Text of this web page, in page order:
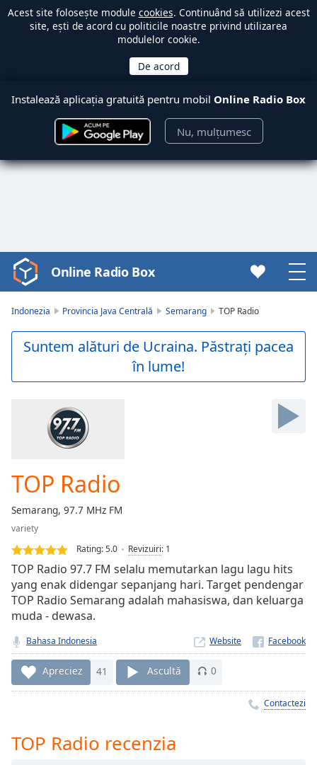
Acest site folosește module cookies. Continuând să utilizezi acest
site, ești de acord cu politicile noastre privind utilizarea
modulelor cookie.
Instalează aplicația gratuită pentru mobil Online Radio Box
Nu, mulțumesc
Video
Player
Play
Video
Skip
Loaded:
0.00%
Stream
TypeLIVE
live,
currently
behind
liveLIVE
Remaining
Time-
Chapters
Online Radio Box
Indonezia Provincia Java Centrală Semarang TOP Radio
Suntem alături de Ucraina. Păstrați pacea
în lume!
TOP Radio
Semarang, 97.7 MHz FM
variety
Rating:5.0 Revizuiri: 1
TOP Radio 97.7 FM selalu memutarkan lagu lagu hits
yang enak didengar sepanjang hari. Target pendengar
TOP Radio Semarang adalah mahasiswa, dan keluarga
muda - dewasa.
Bahasa Indonesia Website
Apreciez 41 Ascultă 0
Contactezi
TOP Radio recenzia